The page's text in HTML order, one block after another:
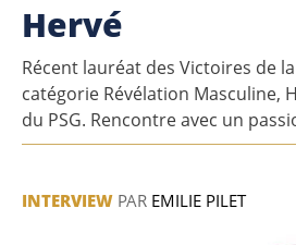
Hervé
Récent lauréat des Victoires de
catégorie Révélation Masculine,
du PSG. Rencontre avec un
INTERVIEW PAR EMILIE PILET